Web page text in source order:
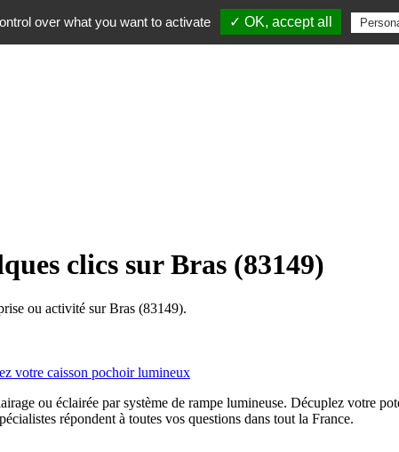
clics sur Bras (83149)
ou activité sur Bras (83149).
ou éclairée par système de rampe lumineuse. Décuplez votre
répondent à toutes vos questions dans tout la France.
over what you want to activate ✓ OK, accept all